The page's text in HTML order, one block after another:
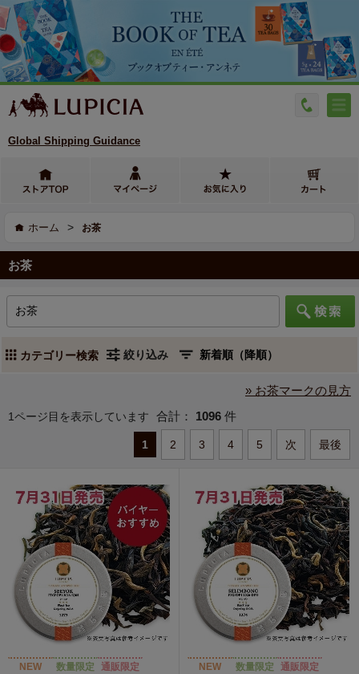
Global Shipping Guidance
ホーム > お茶
お茶
カテゴリー検索 絞り込み
» お茶マークの見方
1ページ目を表示しています 合計： 1096 件
1 2 3 4 5 次 最後
NEW 数量限定 通販限定 NEW 数量限定 通販限定